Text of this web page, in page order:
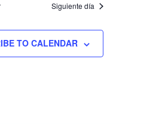
Siguiente día
TO CALENDAR